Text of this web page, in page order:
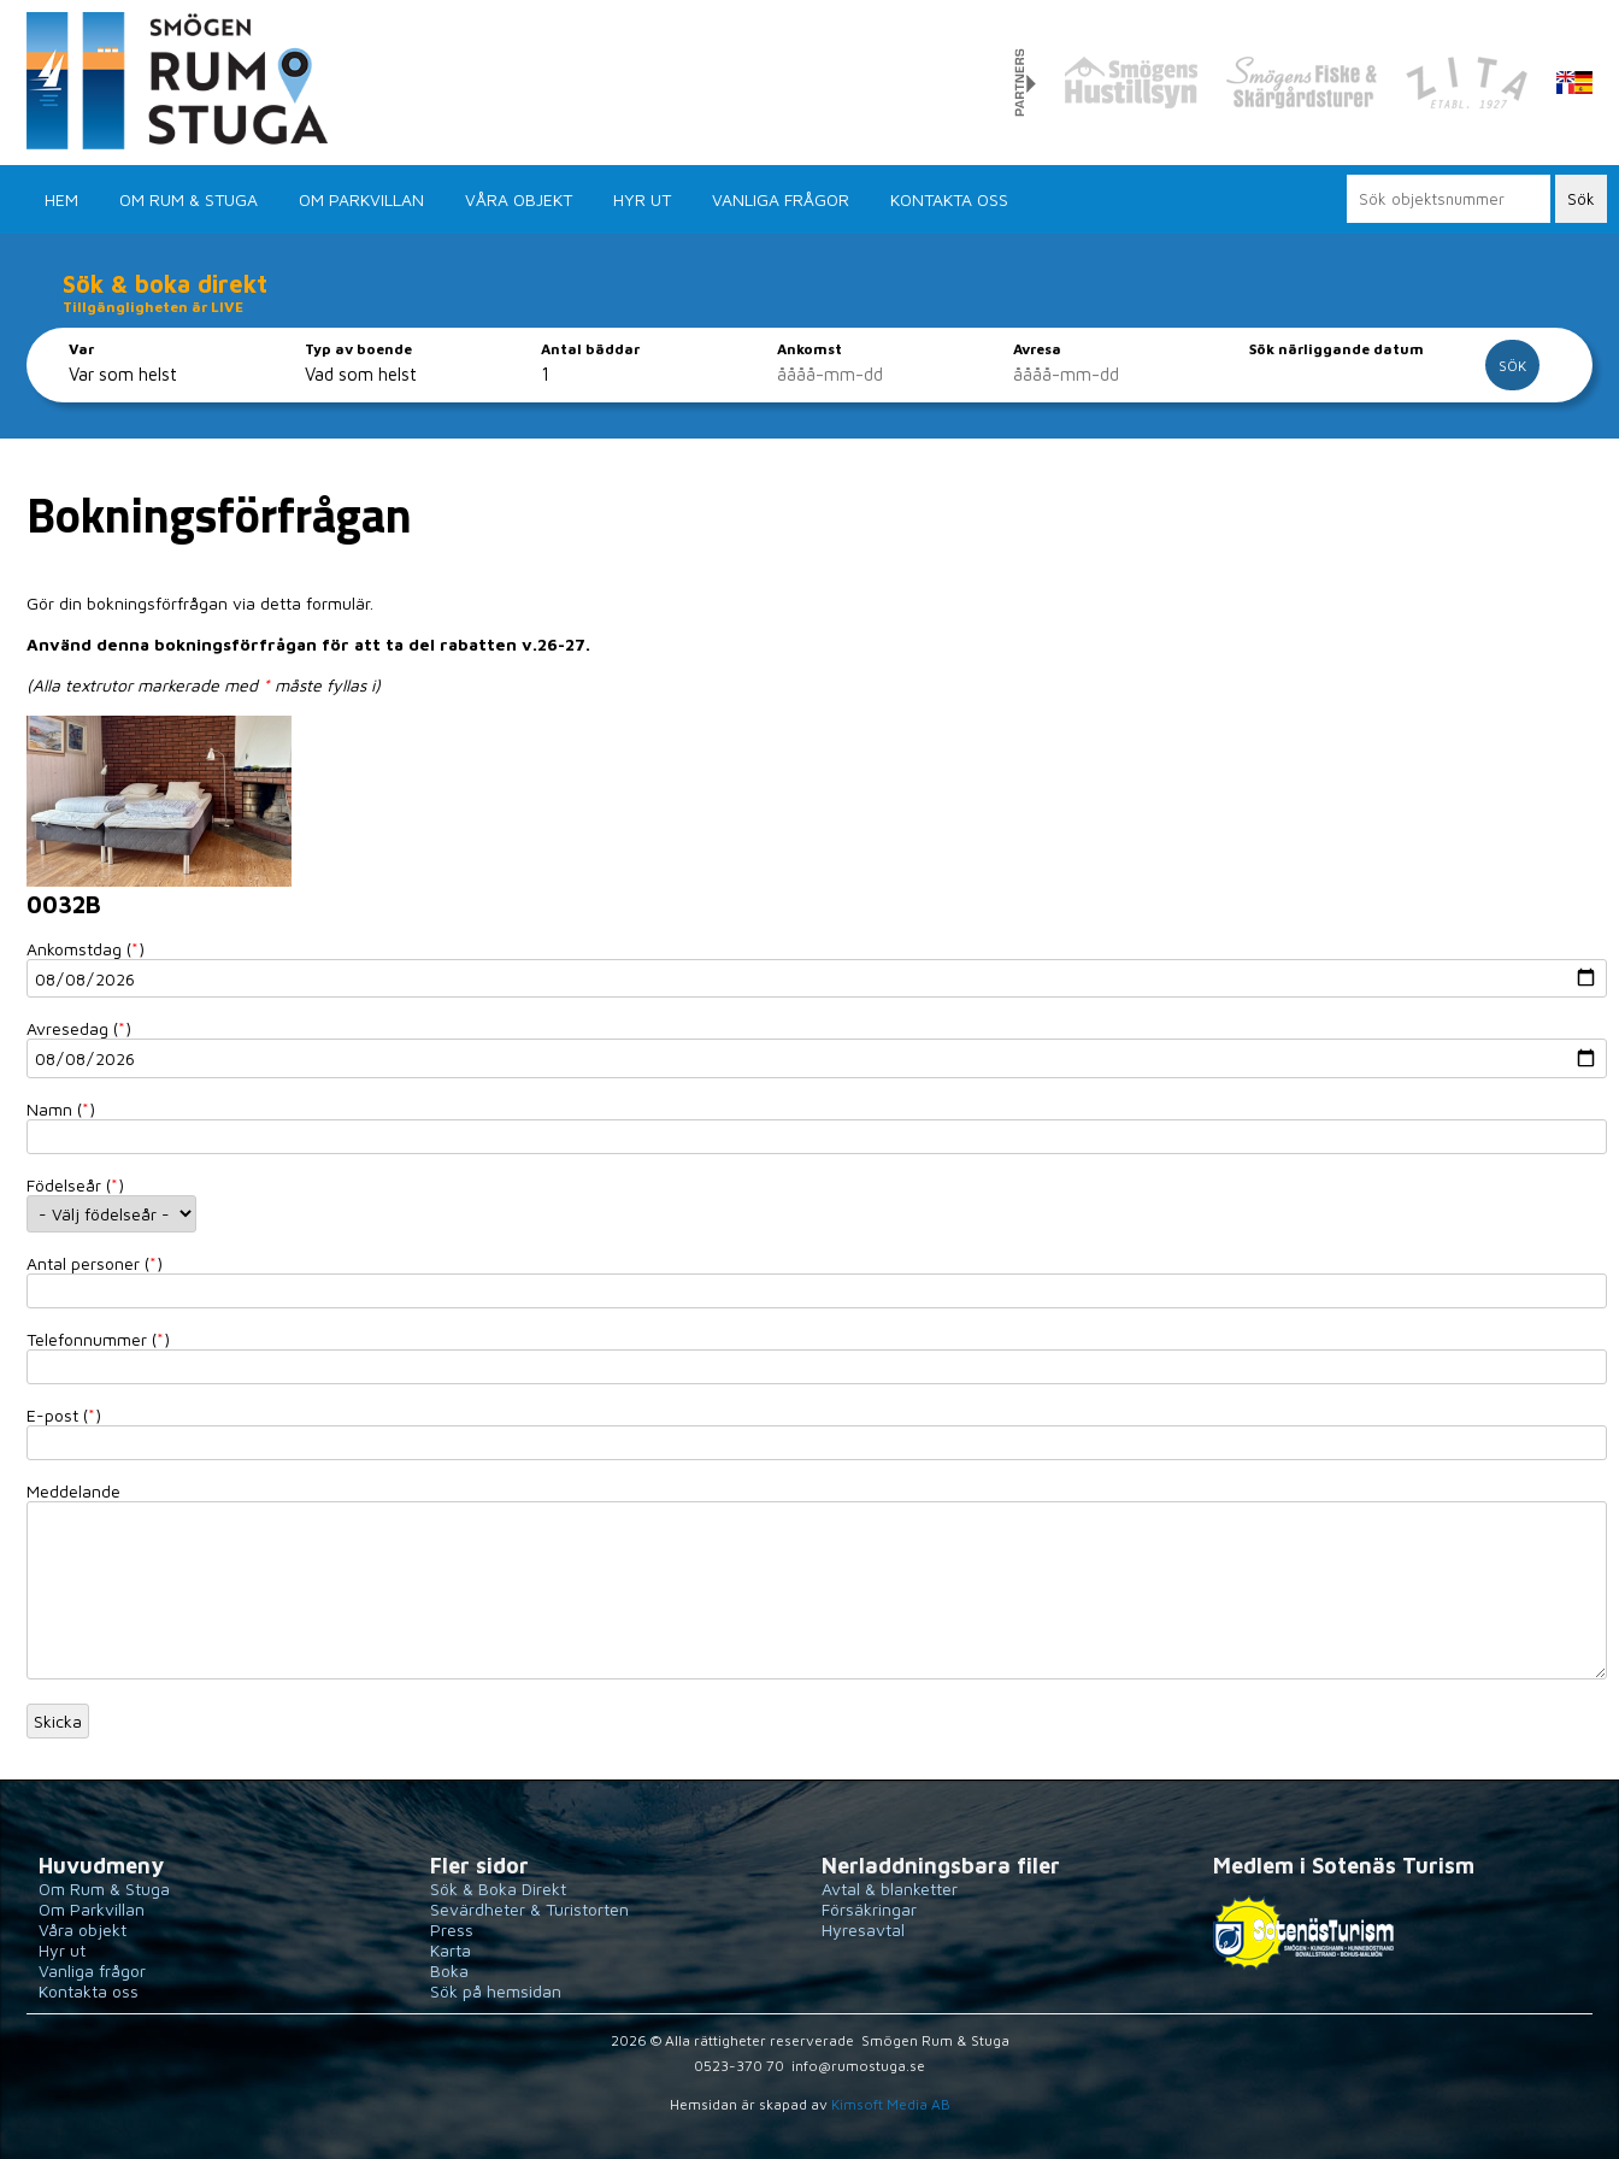
HEM OM RUM & STUGA OM PARKVILLAN VÅRA OBJEKT HYR UT VANLIGA FRÅGOR KONTAKTA OSS
Sök & boka direkt
Tillgängligheten är LIVE
Var Typ av boende Antal bäddar Ankomst Avresa Sök närliggande datum
Boka ditt boende direkt via vår hemsida
Bokningsförfrågan
Gör din bokningsförfrågan via detta formulär.
Använd denna bokningsförfrågan för att ta del rabatten v.26-27.
(Alla textrutor markerade med *måste fyllas i)
0032B
Ankomstdag (*)
Avresedag (*)
Namn (*)
Födelseår (*)
Antal personer (*)
Telefonnummer (*)
E-post (*)
Meddelande
Huvudmeny
Om Rum & Stuga
Om Parkvillan
Våra objekt
Hyr ut
Vanliga frågor
Kontakta oss
Fler sidor
Sök & Boka Direkt
Sevärdheter & Turistorten
Press
Karta
Boka
Sök på hemsidan
Nerladdningsbara filer
Avtal & blanketter
Försäkringar
Hyresavtal
Medlem i Sotenäs Turism
2026 © Alla rättigheter reserverade  Smögen Rum & Stuga
0523-370 70  info@rumostuga.se
Hemsidan är skapad av Kimsoft Media AB